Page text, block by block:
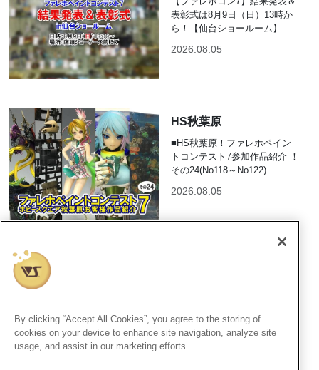
表彰式は8月9日（日）13時か
ら！【仙台ショールーム】
2026.08.05
HS秋葉原
■HS秋葉原！ファレホペイン
トコンテスト7参加作品紹介 ！
その24(No118～No122)
2026.08.05
（日）開催！！
2026.08.05
By clicking “Accept All Cookies”, you agree to the storing of
cookies on your device to enhance site navigation, analyze site
usage, and assist in our marketing efforts.